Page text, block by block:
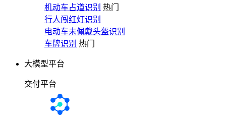
机动车占道识别 热门
行人闯红灯识别
电动车未佩戴头盔识别
车牌识别 热门
大模型平台
交付平台